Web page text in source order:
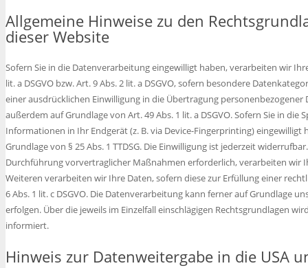
Allgemeine Hinweise zu den
dieser Website
Sofern Sie in die Datenverarbeitung eingewilligt haben, verarbeiten wir
lit. a DSGVO bzw. Art. 9 Abs. 2 lit. a DSGVO, sofern besondere
einer ausdrücklichen Einwilligung in die Übertragung
außerdem auf Grundlage von Art. 49 Abs. 1 lit. a DSGVO. Sofern Sie in
Informationen in Ihr Endgerät (z. B. via Device-Fingerprinting)
Grundlage von § 25 Abs. 1 TTDSG. Die Einwilligung ist jederzeit
Durchführung vorvertraglicher Maßnahmen erforderlich, verarbeiten wir
Weiteren verarbeiten wir Ihre Daten, sofern diese zur Erfüllung einer
6 Abs. 1 lit. c DSGVO. Die Datenverarbeitung kann ferner auf Grundlage
erfolgen. Über die jeweils im Einzelfall einschlägigen Rechtsgrundlagen
informiert.
Hinweis zur Datenweitergabe in die USA